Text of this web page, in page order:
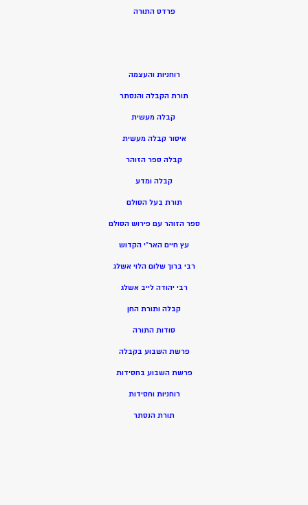
פרדס התורה
רוחניות והעצמה
תורת הקבלה והנסתר
קבלה מעשית
איסור קבלה מעשית
קבלה ספר הזוהר
קבלה ומדע
תורת בעל הסולם
ספר הזוהר עם פירוש הסולם
עץ חיים האר”י הקדוש
רבי ברוך שלום הלוי אשלג
רבי יהודה לייב אשלג
קבלה ותורת החן
סודות התורה
פרשת השבוע בקבלה
פרשת השבוע בחסידות
רוחניות וחסידות
תורת הנסתר